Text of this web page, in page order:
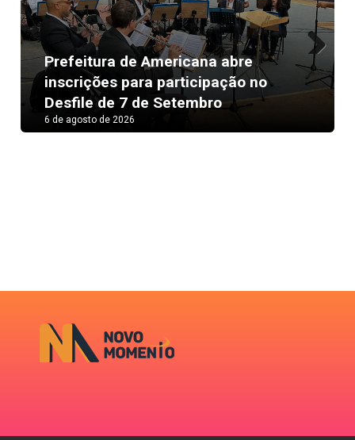
Prefeitura de Americana abre
inscrições para participação no
Desfile de 7 de Setembro
6 de agosto de 2026
Next